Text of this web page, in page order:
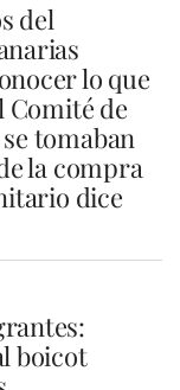
del
lo que
Comité de
tomaban
la compra
dice
boicot